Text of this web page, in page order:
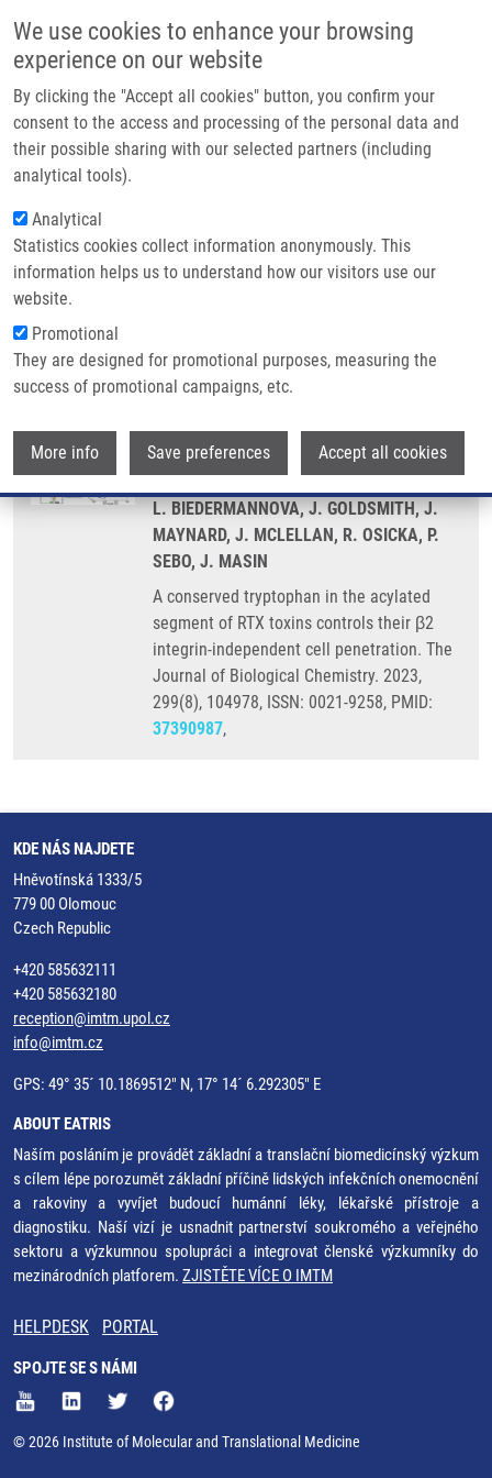
We use cookies to enhance your browsing
experience on our website
By clicking the "Accept all cookies" button, you confirm your
consent to the access and processing of the personal data and
their possible sharing with our selected partners (including
analytical tools).
Analytical
Statistics cookies collect information anonymously. This
information helps us to understand how our visitors use our
website.
Promotional
They are designed for promotional purposes, measuring the
success of promotional campaigns, etc.
More info Save preferences Accept all cookies
Main
Domů
Partner institutions
Technologie a služby
Kontakt
Drobečková navigace
Domů
A Conserved Tryptophan In The Acylated Segment Of RTX Toxins
Controls Their Β2 Integrin-independent Cell Penetration
A conserved tryptophan in the
acylated segment of RTX toxins
controls their β2 integrin-
independent cell penetration
OSICKOVA, A., L. KNOBLOCHOVA, L.
BUMBA, P. MAN, Z. KALANINOVA, A.
LEPESHEVA, D. JURNECKA, M. CIZKOVA,
L. BIEDERMANNOVA, J. GOLDSMITH, J.
MAYNARD, J. MCLELLAN, R. OSICKA, P.
SEBO, J. MASIN
A conserved tryptophan in the acylated
segment of RTX toxins controls their β2
integrin-independent cell penetration. The
Journal of Biological Chemistry. 2023,
299(8), 104978, ISSN: 0021-9258, PMID:
37390987,
KDE NÁS NAJDETE
Hněvotínská 1333/5
779 00 Olomouc
Czech Republic
+420 585632111
+420 585632180
reception@imtm.upol.cz
info@imtm.cz
GPS: 49° 35´ 10.1869512" N, 17° 14´ 6.292305" E
ABOUT EATRIS
Naším posláním je provádět základní a translační biomedicínský výzkum
s cílem lépe porozumět základní příčině lidských infekčních onemocnění
a rakoviny a vyvíjet budoucí humánní léky, lékařské přístroje a
diagnostiku. Naší vizí je usnadnit partnerství soukromého a veřejného
sektoru a výzkumnou spolupráci a integrovat členské výzkumníky do
mezinárodních platforem. ZJISTĚTE VÍCE O IMTM
HELPDESK PORTAL
SPOJTE SE S NÁMI
© 2026 Institute of Molecular and Translational Medicine